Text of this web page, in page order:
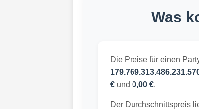
Was
Die Preise für einen
€ und 0,00 €.
Der Durchschnittspreis